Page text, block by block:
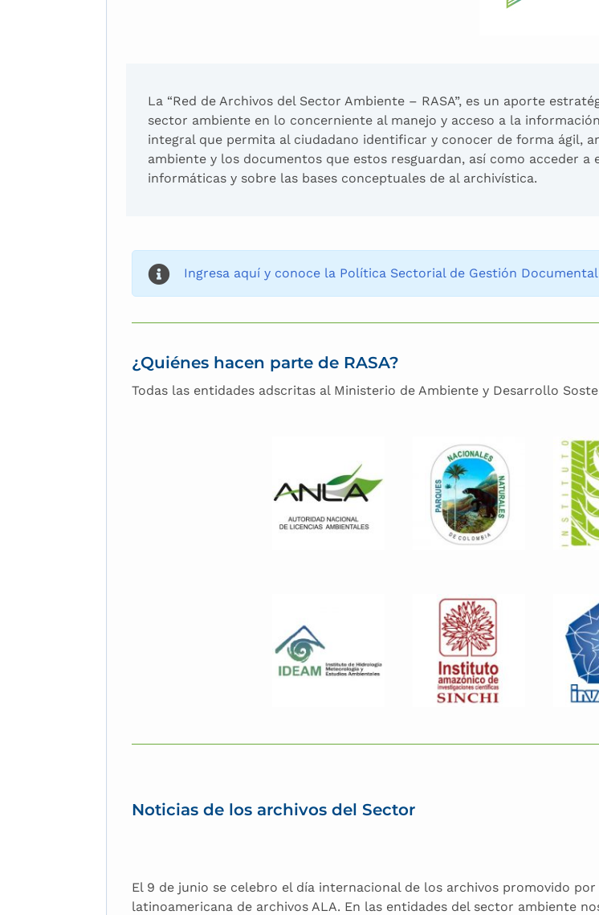
La “Red de Archivos del Sector Ambiente – RASA”, es un aporte
sector ambiente en lo concerniente al manejo y acceso a la
integral que permita al ciudadano identificar y conocer de forma ágil,
ambiente y los documentos que estos resguardan, así como acceder
informáticas y sobre las bases conceptuales de al archivística.
Ingresa aquí y conoce la Política Sectorial de Gestión Documental
¿Quiénes hacen parte de RASA?
Todas las entidades adscritas al Ministerio de Ambiente y Desarrollo
Noticias de los archivos del Sector
El 9 de junio se celebro el día internacional de los archivos promovido
latinoamericana de archivos ALA. En las entidades del sector ambiente